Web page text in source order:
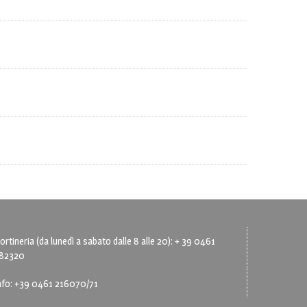
(da lunedì a sabato dalle 8 alle 20): + 39 0461
+39 0461 216070/71